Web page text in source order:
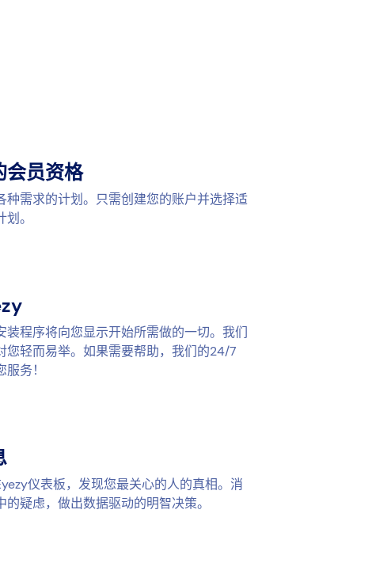
会员资格
种需求的计划。只需创建您的账户并选择适
。
装程序将向您显示开始所需做的一切。我们
您轻而易举。如果需要帮助，我们的24/7
务！
仪表板，发现您最关心的人的真相。消
的疑虑，做出数据驱动的明智决策。